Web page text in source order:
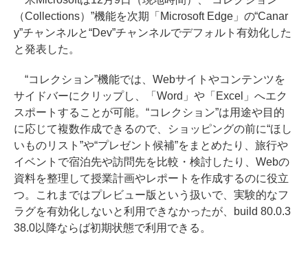
（Collections）”機能を次期「Microsoft Edge」の“Canar
y”チャンネルと“Dev”チャンネルでデフォルト有効化した
と発表した。
“コレクション”機能では、Webサイトやコンテンツを
サイドバーにクリップし、「Word」や「Excel」へエク
スポートすることが可能。“コレクション”は用途や目的
に応じて複数作成できるので、ショッピングの前に“ほし
いものリスト”や“プレゼント候補”をまとめたり、旅行や
イベントで宿泊先や訪問先を比較・検討したり、Webの
資料を整理して授業計画やレポートを作成するのに役立
つ。これまではプレビュー版という扱いで、実験的なフ
ラグを有効化しないと利用できなかったが、build 80.0.3
38.0以降ならば初期状態で利用できる。